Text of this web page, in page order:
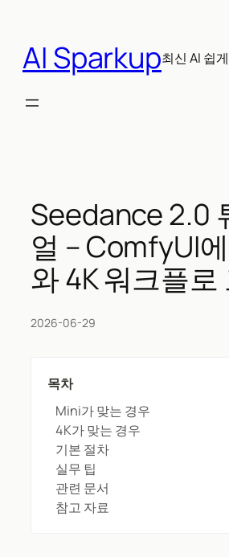
AI Sparkup최신 AI 쉽
Seedance 2.0
얼 – ComfyUI
와 4K 워크플로
2026-06-29
목차
Mini가 맞는 경우
4K가 맞는 경우
기본 절차
실무 팁
관련 문서
참고 자료